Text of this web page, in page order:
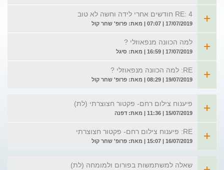
RE: 4 חודשים אחרי לידה וחשה לא טוב
17/07/2019 | 07:07 | מאת: פרופ' שחר קול
למה הכוונה מנפאוזלי ?
17/07/2019 | 16:59 | מאת: סיגל
RE: למה הכוונה מנפאוזלי ?
19/07/2019 | 08:29 | מאת: פרופ' שחר קול
פיענוח צילום רחם- פקטור חצוצרתי (לת)
15/07/2019 | 11:36 | מאת: דפנה
RE: פיענוח צילום רחם- פקטור חצוצרתי
16/07/2019 | 15:07 | מאת: פרופ' שחר קול
שאלה למשתמשות בפורום ולמומחה (לת)